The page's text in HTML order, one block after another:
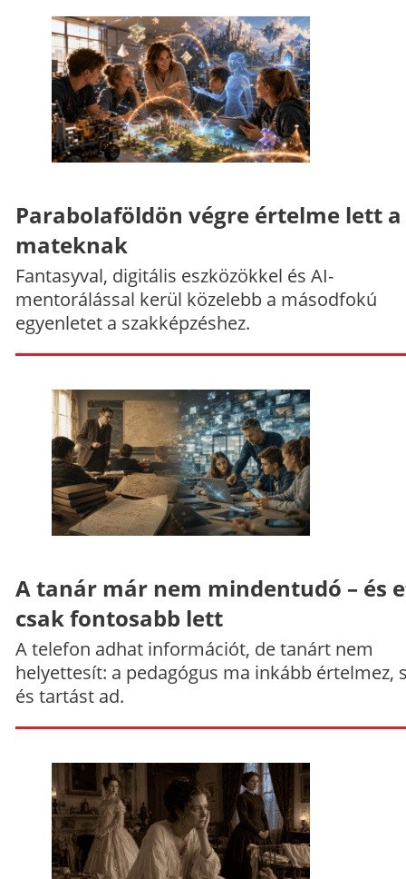
Parabolaföldön végre értelme lett a
mateknak
Fantasyval, digitális eszközökkel és AI-
mentorálással kerül közelebb a másodfokú
egyenletet a szakképzéshez.
A tanár már nem mindentudó – és
csak fontosabb lett
A telefon adhat információt, de tanárt nem
helyettesít: a pedagógus ma inkább értelmez,
és tartást ad.